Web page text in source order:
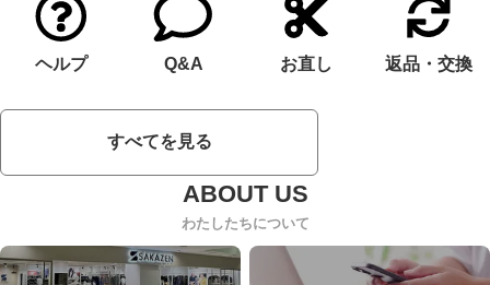
ヘルプ Q&A お直し 返品・交換
すべてを見る
わたしたちについて